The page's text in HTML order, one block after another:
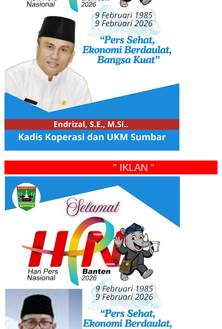
" IKLAN "